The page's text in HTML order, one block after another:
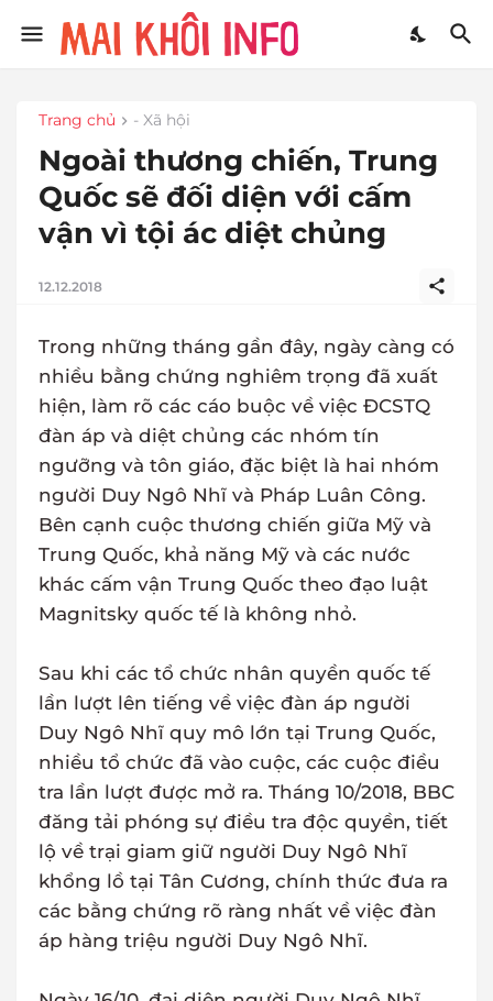
Trang chủ - Xã hội
Ngoài thương chiến, Trung
Quốc sẽ đối diện với cấm
vận vì tội ác diệt chủng
12.12.2018
Trong những tháng gần đây, ngày càng có
nhiều bằng chứng nghiêm trọng đã xuất
hiện, làm rõ các cáo buộc về việc ĐCSTQ
đàn áp và diệt chủng các nhóm tín
ngưỡng và tôn giáo, đặc biệt là hai nhóm
người Duy Ngô Nhĩ và Pháp Luân Công.
Bên cạnh cuộc thương chiến giữa Mỹ và
Trung Quốc, khả năng Mỹ và các nước
khác cấm vận Trung Quốc theo đạo luật
Magnitsky quốc tế là không nhỏ.
Sau khi các tổ chức nhân quyền quốc tế
lần lượt lên tiếng về việc đàn áp người
Duy Ngô Nhĩ quy mô lớn tại Trung Quốc,
nhiều tổ chức đã vào cuộc, các cuộc điều
tra lần lượt được mở ra. Tháng 10/2018, BBC
đăng tải phóng sự điều tra độc quyền, tiết
lộ về trại giam giữ người Duy Ngô Nhĩ
khổng lồ tại Tân Cương, chính thức đưa ra
các bằng chứng rõ ràng nhất về việc đàn
áp hàng triệu người Duy Ngô Nhĩ.